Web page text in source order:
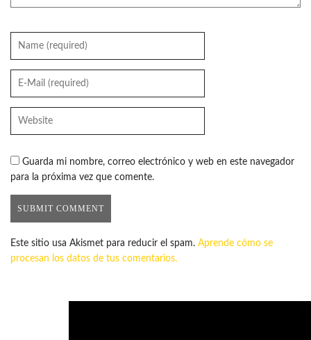
Guarda mi nombre, correo electrónico y web en este navegador
para la próxima vez que comente.
Este sitio usa Akismet para reducir el spam. Aprende cómo se
procesan los datos de tus comentarios.